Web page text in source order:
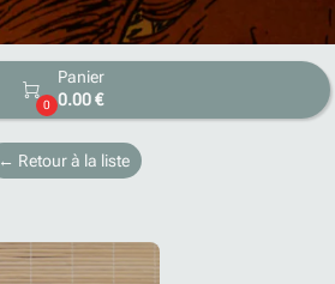

0
Panier
0.00 €
← Retour à la liste